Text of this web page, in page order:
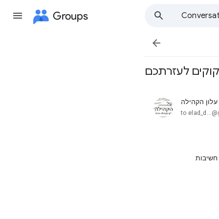
Groups

לעזרתכם
עלון הקהילה
unread,
to
חשיבות